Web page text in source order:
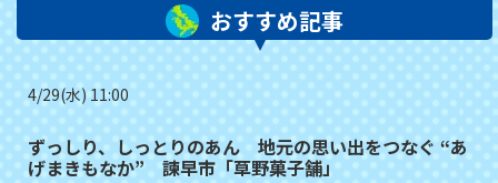
おすすめ記事
4/29(水) 11:00
ずっしり、しっとりのあん 地元の思い出をつなぐ “あ
げまきもなか” 諫早市「草野菓子舗」